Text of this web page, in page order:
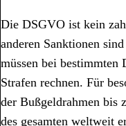
Die DSGVO ist kein
anderen Sanktionen
müssen bei bestimmten
Strafen rechnen. Für
der Bußgeldrahmen bis
des gesamten weltweit